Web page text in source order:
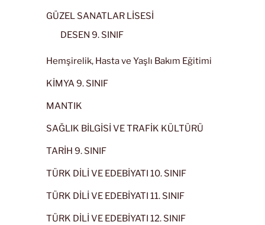
GÜZEL SANATLAR LİSESİ
DESEN 9. SINIF
Hemşirelik, Hasta ve Yaşlı Bakım Eğitimi
KİMYA 9. SINIF
MANTIK
SAĞLIK BİLGİSİ VE TRAFİK KÜLTÜRÜ
TARİH 9. SINIF
TÜRK DİLİ VE EDEBİYATI 10. SINIF
TÜRK DİLİ VE EDEBİYATI 11. SINIF
TÜRK DİLİ VE EDEBİYATI 12. SINIF